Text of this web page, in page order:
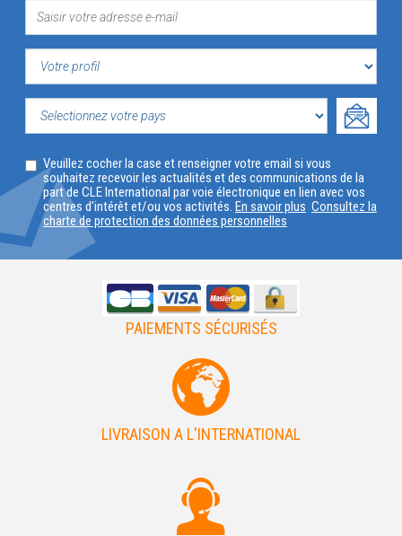
VOTRE
PROFIL
VOTRE
PAYS
Veuillez cocher la case et renseigner votre email si vous
souhaitez recevoir les actualités et des communications de la
part de CLE International par voie électronique en lien avec vos
centres d'intérêt et/ou vos activités. En savoir plus Consultez la
charte de protection des données personnelles
PAIEMENTS SÉCURISÉS
LIVRAISON A L'INTERNATIONAL